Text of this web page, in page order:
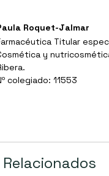
Roquet-Jalmar
Titular
y
colegiado: 11553